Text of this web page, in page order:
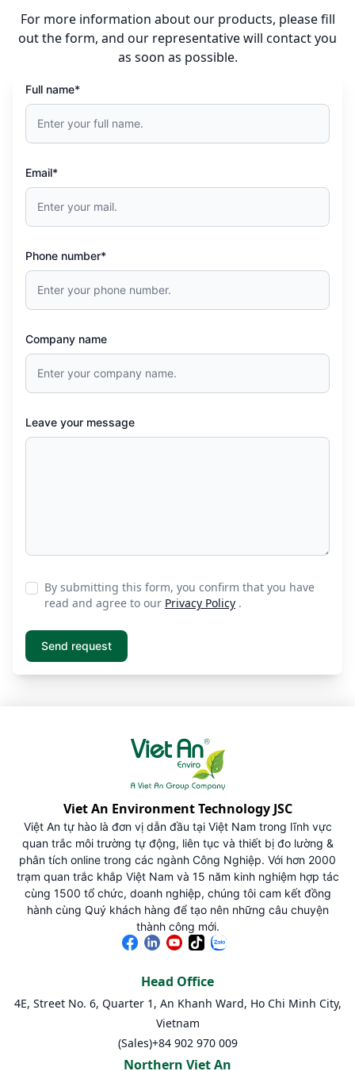
For more information about our products, please fill
out the form, and our representative will contact you
as soon as possible.
Full name*
Email*
Phone number*
Company name
Leave your message
By submitting this form, you confirm that you have
read and agree to our Privacy Policy .
Viet An Environment Technology JSC
Việt An tự hào là đơn vị dẫn đầu tại Việt Nam trong lĩnh vực
quan trắc môi trường tự động, liên tục và thiết bị đo lường &
phân tích online trong các ngành Công Nghiệp. Với hơn 2000
trạm quan trắc khắp Việt Nam và 15 năm kinh nghiệm hợp tác
cùng 1500 tổ chức, doanh nghiệp, chúng tôi cam kết đồng
hành cùng Quý khách hàng để tạo nên những câu chuyện
thành công mới.
Head Office
4E, Street No. 6, Quarter 1, An Khanh Ward, Ho Chi Minh City,
Vietnam
(Sales)+84 902 970 009
Northern Viet An